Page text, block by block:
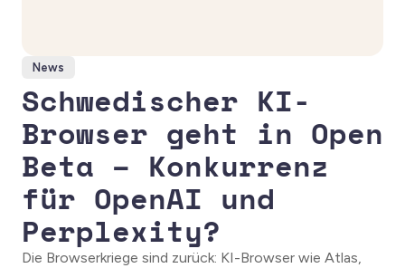
News
Schwedischer KI-
Browser geht in Open
Beta – Konkurrenz
für OpenAI und
Perplexity?
Die Browserkriege sind zurück: KI-Browser wie Atlas,